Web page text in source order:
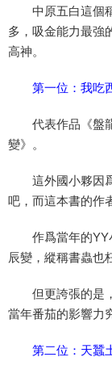
中原五白這個
多，吸金能力最強
高神。
第一位：我吃
代表作品《盤
變》。
這外國小夥因
吧，而這本書的作
作爲當年的
辰變，縱稱書蟲也
但更誇張的是
當年番茄的影響力
第二位：天蠶